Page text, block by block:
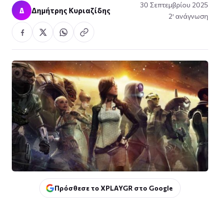
Δ Δημήτρης Κυριαζίδης
30 Σεπτεμβρίου 2025
2′ ανάγνωση
Πρόσθεσε το XPLAYGR στο Google